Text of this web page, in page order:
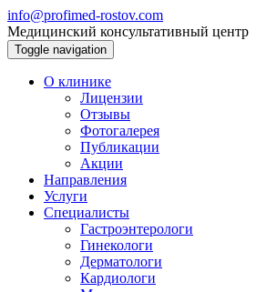
info@profimed-rostov.com
Медицинский консультативный центр
Toggle navigation
О клинике
Лицензии
Отзывы
Фотогалерея
Публикации
Акции
Направления
Услуги
Специалисты
Гастроэнтерологи
Гинекологи
Дерматологи
Кардиологи